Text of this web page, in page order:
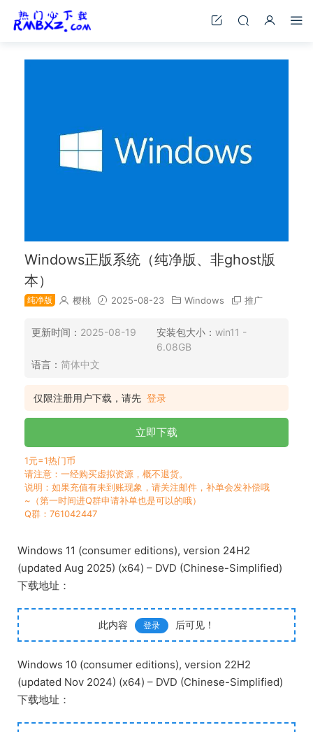
Windows正版系统（纯净版、非ghost版
本）
纯净版 樱桃 2025-08-23 Windows 推广
更新时间： 2025-08-19 安装包大小： win11 -
6.08GB
语言： 简体中文
仅限注册用户下载，请先 登录
立即下载
1元=1热门币
请注意：一经购买虚拟资源，概不退货。
说明：如果充值有未到账现象，请关注邮件，补单会发补偿哦
~（第一时间进Q群申请补单也是可以的哦）
Q群：761042447
Windows 11 (consumer editions), version 24H2
(updated Aug 2025) (x64) – DVD (Chinese-Simplified)
下载地址：
此内容 登录 后可见！
Windows 10 (consumer editions), version 22H2
(updated Nov 2024) (x64) – DVD (Chinese-Simplified)
下载地址：